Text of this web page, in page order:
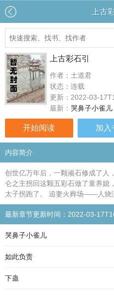
上古
上古彩石引
作者：土道君
状态：连载
更新：2022-03-
最新： 哭鼻子小雀儿
开始阅读 加入
内容简介
创世亿万年后，一颗顽石修成了人
仑之主拐回这颗五彩石做了童养媳
太子拐跑了。 追妻火葬场——人烧
最新章节更新时间：2022-03-
哭鼻子小雀儿
如此负责
下蛊